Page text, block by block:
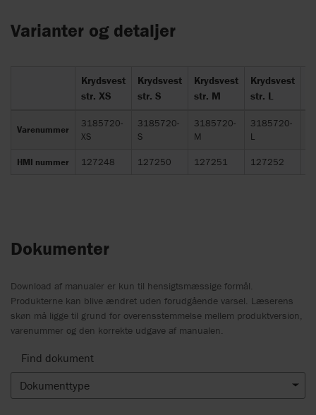
Varianter og detaljer
Krydsvest
str. XS
Krydsvest
str. S
Krydsvest
str. M
Krydsvest
str. L
Varenummer
3185720-
XS
3185720-
S
3185720-
M
3185720-
L
HMI nummer 127248 127250 127251 127252
Dokumenter
Download af manualer er kun til hensigtsmæssige formål.
Produkterne kan blive ændret uden forudgående varsel. Læserens
skøn må ligge til grund for overensstemmelse mellem produktversion,
varenummer og den korrekte udgave af manualen.
Find dokument
Dokumenttype